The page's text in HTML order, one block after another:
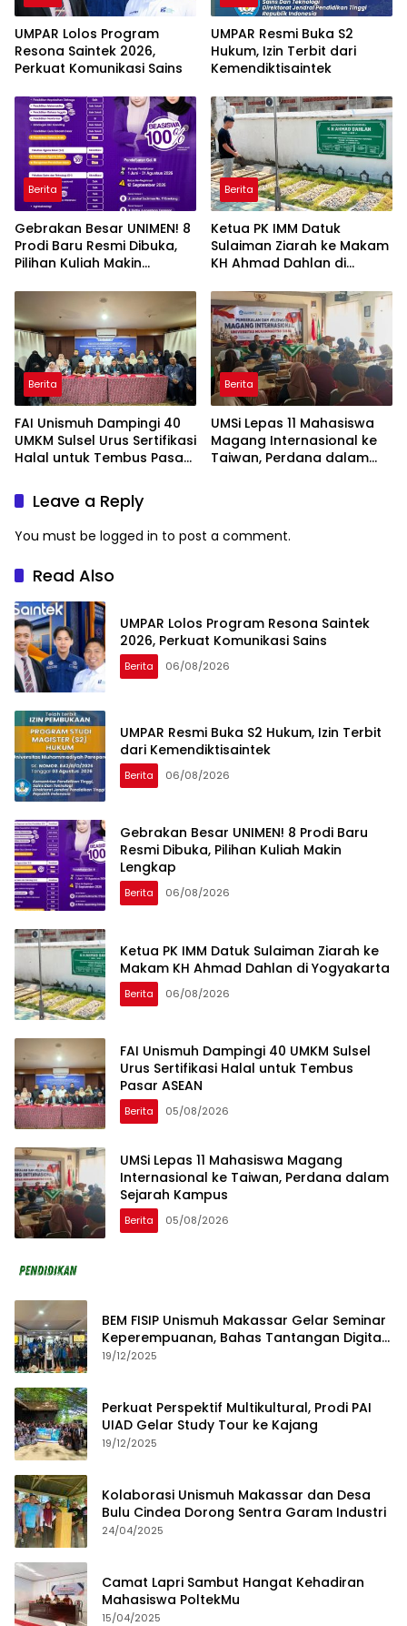
UMPAR Lolos Program
Resona Saintek 2026,
Perkuat Komunikasi Sains
UMPAR Resmi Buka S2
Hukum, Izin Terbit dari
Kemendiktisaintek
Berita
Gebrakan Besar UNIMEN! 8
Prodi Baru Resmi Dibuka,
Pilihan Kuliah Makin
Berita
Ketua PK IMM Datuk
Sulaiman Ziarah ke Makam
KH Ahmad Dahlan di
Berita
FAI Unismuh Dampingi 40
UMKM Sulsel Urus Sertifikasi
Halal untuk Tembus Pasar
Berita
UMSi Lepas 11 Mahasiswa
Magang Internasional ke
Taiwan, Perdana dalam
Leave a Reply
You must be logged in to post a comment.
Read Also
UMPAR Lolos Program Resona Saintek
2026, Perkuat Komunikasi Sains
Berita 06/08/2026
UMPAR Resmi Buka S2 Hukum, Izin Terbit
dari Kemendiktisaintek
Berita 06/08/2026
Gebrakan Besar UNIMEN! 8 Prodi Baru
Resmi Dibuka, Pilihan Kuliah Makin
Lengkap
Berita 06/08/2026
Ketua PK IMM Datuk Sulaiman Ziarah ke
Makam KH Ahmad Dahlan di Yogyakarta
Berita 06/08/2026
FAI Unismuh Dampingi 40 UMKM Sulsel
Urus Sertifikasi Halal untuk Tembus
Pasar ASEAN
Berita 05/08/2026
UMSi Lepas 11 Mahasiswa Magang
Internasional ke Taiwan, Perdana dalam
Sejarah Kampus
Berita 05/08/2026
BEM FISIP Unismuh Makassar Gelar Seminar
Keperempuanan, Bahas Tantangan Digital
dan Budaya Lokal
19/12/2025
Perkuat Perspektif Multikultural, Prodi PAI
UIAD Gelar Study Tour ke Kajang
19/12/2025
Kolaborasi Unismuh Makassar dan Desa
Bulu Cindea Dorong Sentra Garam Industri
24/04/2025
Camat Lapri Sambut Hangat Kehadiran
Mahasiswa PoltekMu
15/04/2025